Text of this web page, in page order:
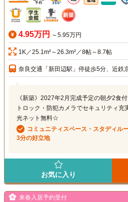
4.95万円 ～5.95万円
1K／25.1m²～26.3m²／8帖～8.7帖
奈良交通「新田辺駅」停徒歩5分、近鉄
《新築》2027年2月完成予定の朝夕2食
トロック・防犯カメラでセキュリティ充
光ネット無料☆
コミュニティスペース・スタディル
3分の好立地
お気に入り
来春入居予約受付